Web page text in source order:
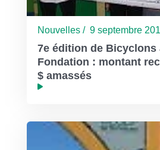
Nouvelles / 9 septembre
7e édition de Bicyclons
Fondation : montant
$ amassés